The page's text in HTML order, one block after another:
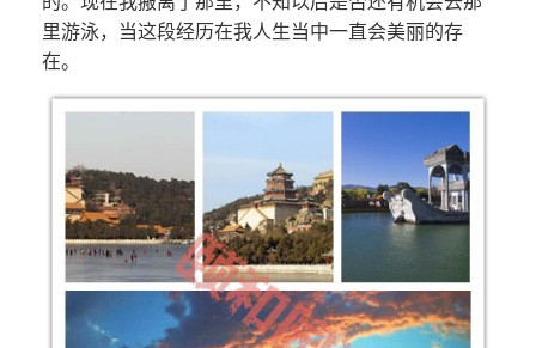
里游泳，当这段经历在我人生当中一直会美丽的存
在。